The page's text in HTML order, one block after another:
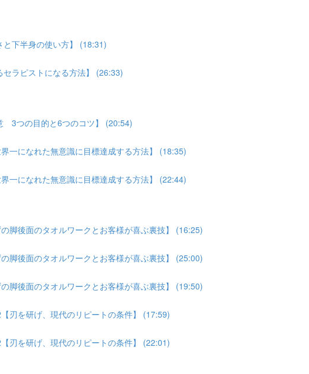
下半身の使い方】 (18:31)
ラピストになる方法】 (26:33)
3つの目的と6つのコツ】 (20:54)
一になれた無意識に目標達成する方法】 (18:35)
一になれた無意識に目標達成する方法】 (22:44)
脚後面のタオルワークとお客様が喜ぶ裏技】 (16:25)
脚後面のタオルワークとお客様が喜ぶ裏技】 (25:00)
脚後面のタオルワークとお客様が喜ぶ裏技】 (19:50)
刃を研げ、現代のリピートの条件】 (17:59)
刃を研げ、現代のリピートの条件】 (22:01)